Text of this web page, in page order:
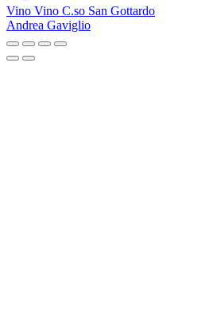
Vino Vino C.so San Gottardo
Andrea Gaviglio